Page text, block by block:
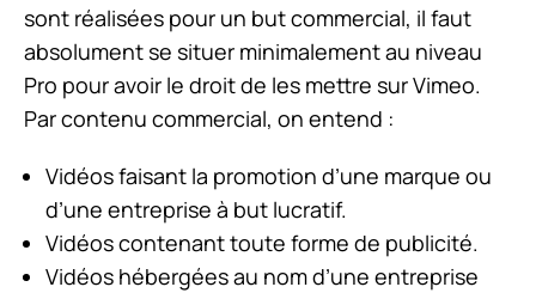
sont réalisées pour un but commercial, il faut
absolument se situer minimalement au niveau
Pro pour avoir le droit de les mettre sur Vimeo.
Par contenu commercial, on entend :
Vidéos faisant la promotion d’une marque ou
d’une entreprise à but lucratif.
Vidéos contenant toute forme de publicité.
Vidéos hébergées au nom d’une entreprise